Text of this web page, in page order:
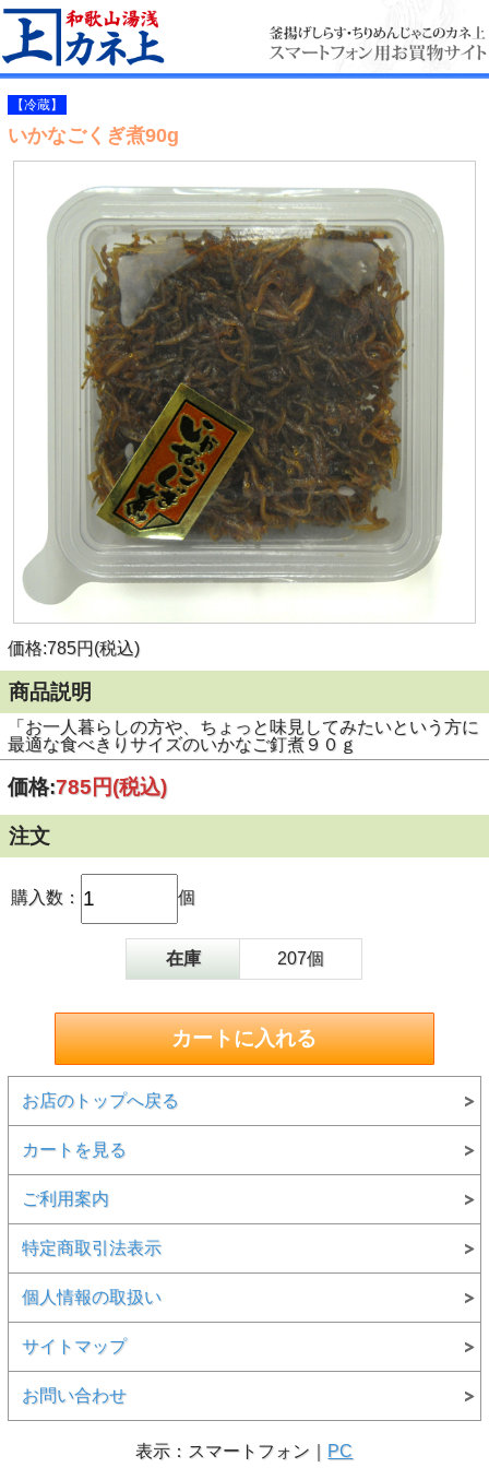
【冷蔵】
いかなごくぎ煮90g
価格:785円(税込)
商品説明
「お一人暮らしの方や、ちょっと味見してみたいという方に
最適な食べきりサイズのいかなご釘煮９０ｇ
価格:785円(税込)
注文
購入数： 個
在庫 207個
お店のトップへ戻る
カートを見る
ご利用案内
特定商取引法表示
個人情報の取扱い
サイトマップ
お問い合わせ
表示：スマートフォン｜ PC